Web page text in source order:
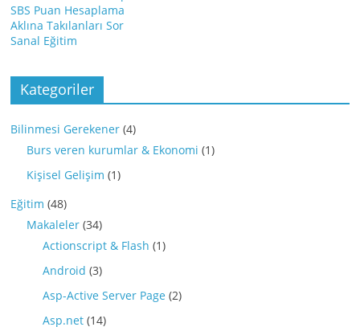
SBS Puan Hesaplama
Aklına Takılanları Sor
Sanal Eğitim
Kategoriler
Bilinmesi Gerekener (4)
Burs veren kurumlar & Ekonomi (1)
Kişisel Gelişim (1)
Eğitim (48)
Makaleler (34)
Actionscript & Flash (1)
Android (3)
Asp-Active Server Page (2)
Asp.net (14)